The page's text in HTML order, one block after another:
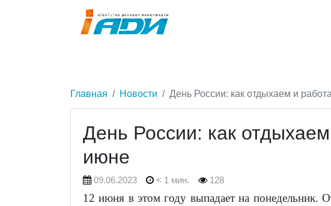
Главная Новости День России: как отдыхаем и
День России: как
июне
09.06.2023 < 1 мин. 128
12 июня в этом году выпадает на понедельник.